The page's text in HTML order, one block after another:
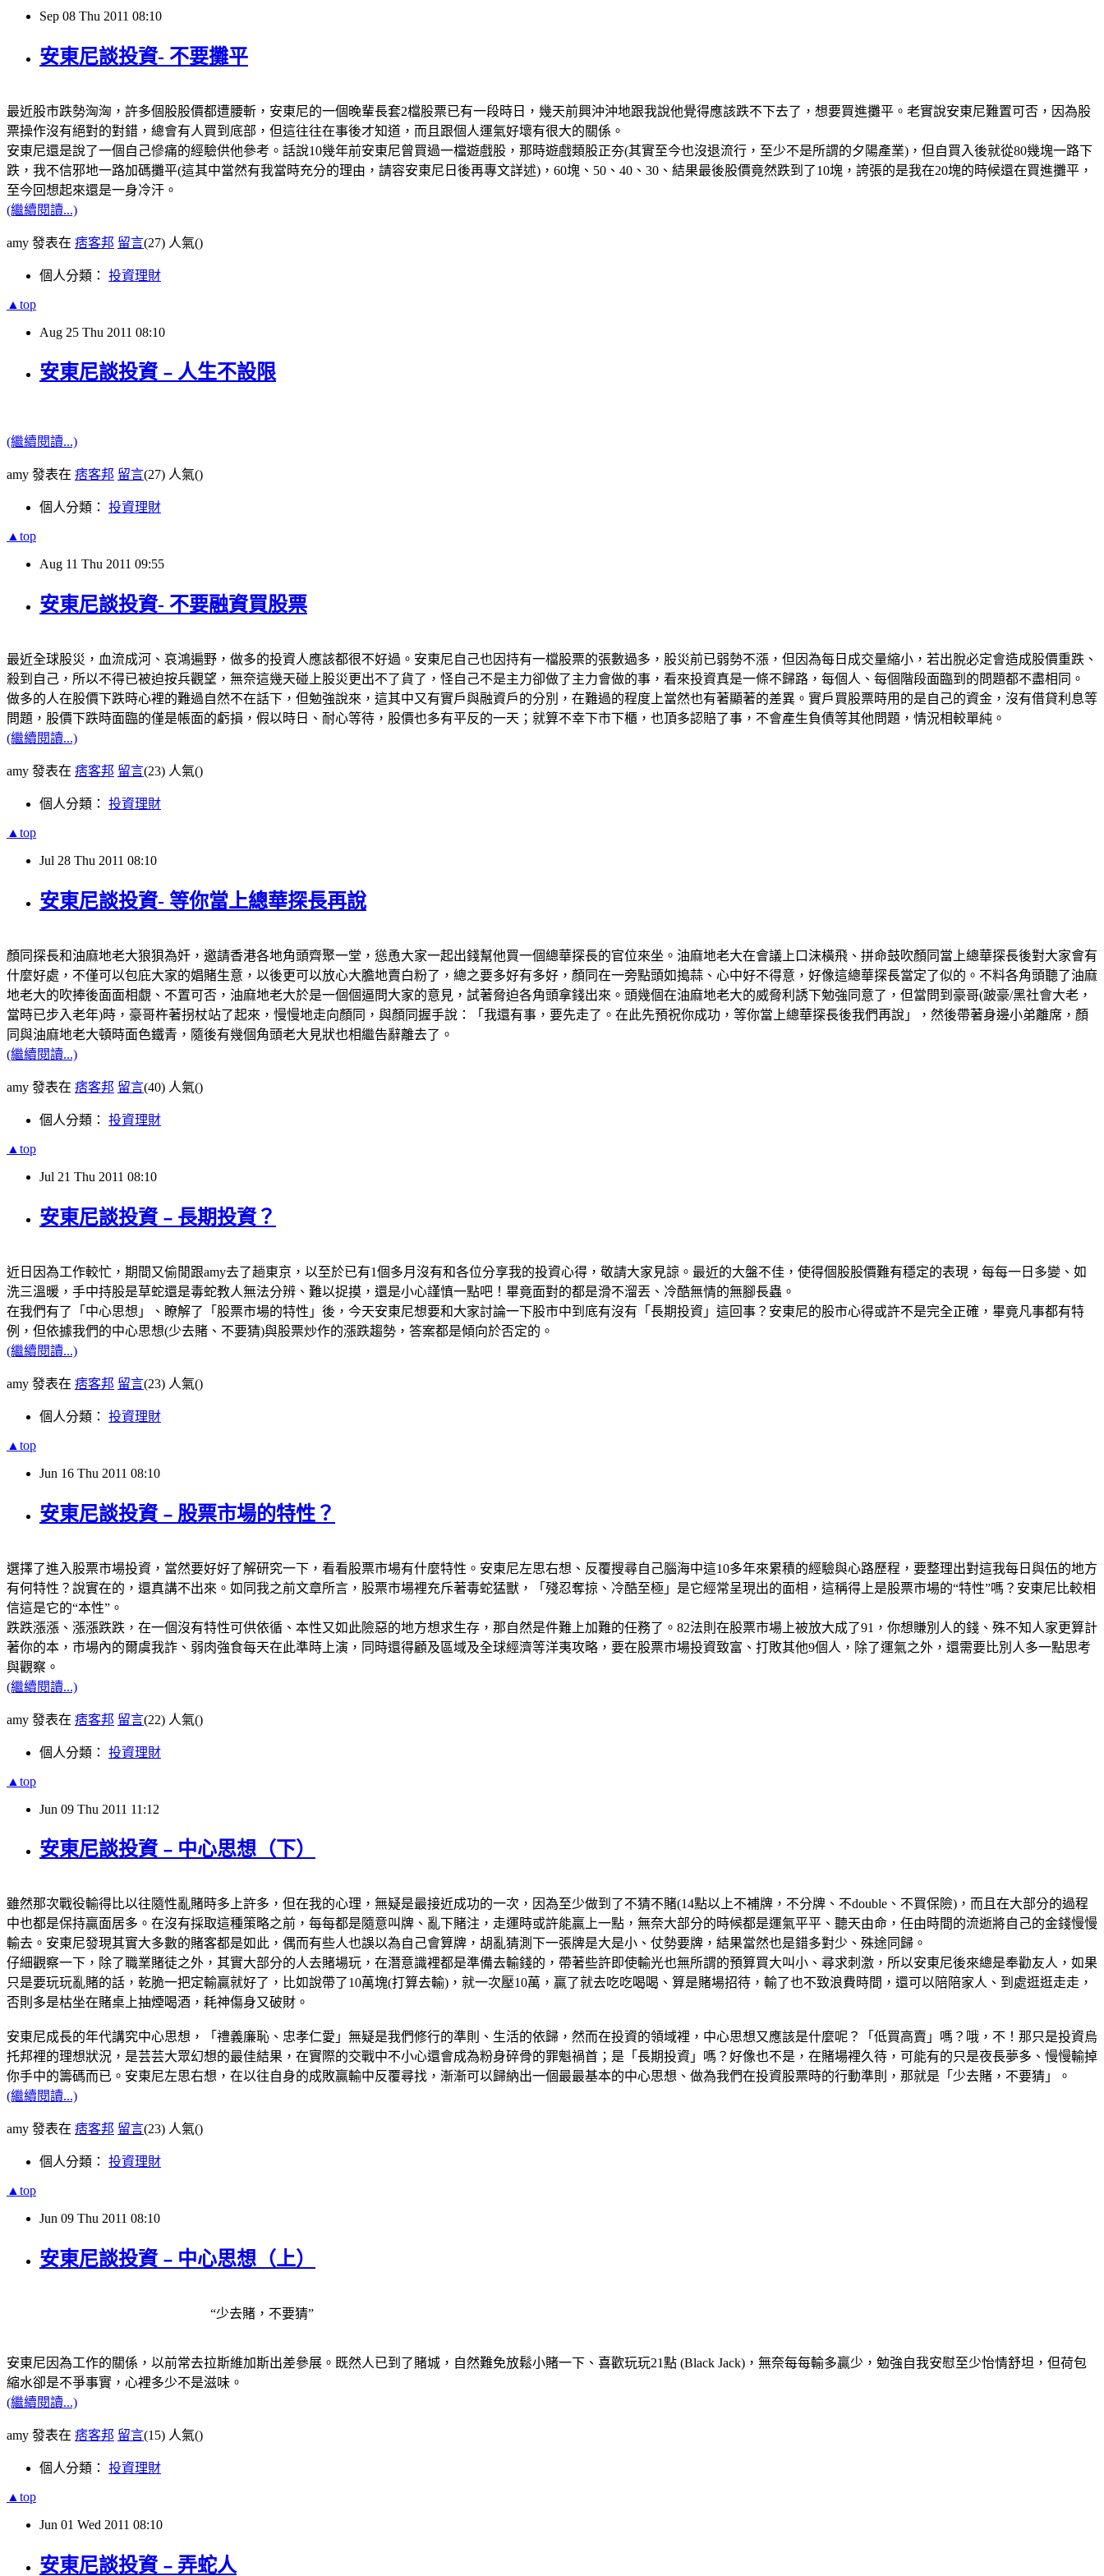
Sep 08 Thu 2011 08:10
安東尼談投資- 不要攤平
最近股市跌勢洶洶，許多個股股價都遭腰斬，安東尼的一個晚輩長套2檔股票已有一段時日，幾天前興沖沖地跟我說他覺得應該跌不下去了，想要買進攤平。老實說安東尼難置可否，因為股
票操作沒有絕對的對錯，總會有人買到底部，但這往往在事後才知道，而且跟個人運氣好壞有很大的關係。
安東尼還是說了一個自己慘痛的經驗供他參考。話說10幾年前安東尼曾買過一檔遊戲股，那時遊戲類股正夯(其實至今也沒退流行，至少不是所謂的夕陽產業) ，但自買入後就從80幾塊一路下
跌，我不信邪地一路加碼攤平(這其中當然有我當時充分的理由，請容安東尼日後再專文詳述) ， 60塊 、50、40、30、 結果最後股價竟然跌到了10塊，誇張的是我在20塊的時候還在買進攤平，
至今回想起來還是一身冷汗。
(繼續閱讀...)
amy 發表在 痞客邦 留言(27) 人氣()
個人分類： 投資理財
▲top
Aug 25 Thu 2011 08:10
安東尼談投資﹣人生不設限
(繼續閱讀...)
amy 發表在 痞客邦 留言(27) 人氣()
個人分類： 投資理財
▲top
Aug 11 Thu 2011 09:55
安東尼談投資- 不要融資買股票
最近全球股災，血流成河、哀鴻遍野，做多的投資人應該都很不好過。安東尼自己也因持有一檔股票的張數過多，股災前已弱勢不漲，但因為每日成交量縮小，若出脫必定會造成股價重跌、
殺到自己，所以不得已被迫按兵觀望，無奈這幾天碰上股災更出不了貨了，怪自己不是主力卻做了主力會做的事，看來投資真是一條不歸路，每個人、每個階段面臨到的問題都不盡相同。
做多的人在股價下跌時心裡的難過自然不在話下，但勉強說來，這其中又有實戶與融資戶的分別，在難過的程度上當然也有著顯著的差異。實戶買股票時用的是自己的資金，沒有借貸利息等
問題，股價下跌時面臨的僅是帳面的虧損，假以時日、耐心等待，股價也多有平反的一天；就算不幸下市下櫃，也頂多認賠了事，不會產生負債等其他問題，情況相較單純。
(繼續閱讀...)
amy 發表在 痞客邦 留言(23) 人氣()
個人分類： 投資理財
▲top
Jul 28 Thu 2011 08:10
安東尼談投資- 等你當上總華探長再說
顏同探長和油麻地老大狼狽為奸，邀請香港各地角頭齊聚一堂，慫恿大家一起出錢幫他買一個總華探長的官位來坐。油麻地老大在會議上口沫橫飛、拼命鼓吹顏同當上總華探長後對大家會有
什麼好處，不僅可以包庇大家的娼賭生意，以後更可以放心大膽地賣白粉了，總之要多好有多好，顏同在一旁點頭如搗蒜、心中好不得意，好像這總華探長當定了似的。不料各角頭聽了油麻
地老大的吹捧後面面相覷、不置可否，油麻地老大於是一個個逼問大家的意見，試著脅迫各角頭拿錢出來。頭幾個在油麻地老大的威脅利誘下勉強同意了，但當問到豪哥(跛豪/黑社會大老，
當時已步入老年)時，豪哥杵著拐杖站了起來，慢慢地走向顏同，與顏同握手說：「我還有事，要先走了。在此先預祝你成功，等你當上總華探長後我們再說」，然後帶著身邊小弟離席，顏
同與油麻地老大頓時面色鐵青，隨後有幾個角頭老大見狀也相繼告辭離去了。
(繼續閱讀...)
amy 發表在 痞客邦 留言(40) 人氣()
個人分類： 投資理財
▲top
Jul 21 Thu 2011 08:10
安東尼談投資﹣長期投資？
近日因為工作較忙，期間又偷閒跟amy去了趟東京，以至於已有1個多月沒有和各位分享我的投資心得，敬請大家見諒。最近的大盤不佳，使得個股股價難有穩定的表現，每每一日多變、如
洗三溫暖，手中持股是草蛇還是毒蛇教人無法分辨、難以捉摸，還是小心謹慎一點吧！畢竟面對的都是滑不溜丟、冷酷無情的無腳長蟲。
在我們有了「中心思想」、瞭解了「股票市場的特性」後，今天安東尼想要和大家討論一下股市中到底有沒有「長期投資」這回事？安東尼的股市心得或許不是完全正確，畢竟凡事都有特
例，但依據我們的中心思想(少去賭、不要猜)與股票炒作的漲跌趨勢，答案都是傾向於否定的。
(繼續閱讀...)
amy 發表在 痞客邦 留言(23) 人氣()
個人分類： 投資理財
▲top
Jun 16 Thu 2011 08:10
安東尼談投資﹣股票市場的特性？
選擇了進入股票市場投資，當然要好好了解研究一下，看看股票市場有什麼特性。安東尼左思右想、反覆搜尋自己腦海中這10多年來累積的經驗與心路歷程，要整理出對這我每日與伍的地方
有何特性？說實在的，還真講不出來。如同我之前文章所言，股票市場裡充斥著毒蛇猛獸，「殘忍奪掠、冷酷至極」是它經常呈現出的面相，這稱得上是股票市場的“特性”嗎？安東尼比較相
信這是它的“本性”。
跌跌漲漲、漲漲跌跌，在一個沒有特性可供依循、本性又如此險惡的地方想求生存，那自然是件難上加難的任務了。82法則在股票市場上被放大成了91，你想賺別人的錢、殊不知人家更算計
著你的本，市場內的爾虞我詐、弱肉強食每天在此準時上演，同時還得顧及區域及全球經濟等洋夷攻略，要在股票市場投資致富、打敗其他9個人，除了運氣之外，還需要比別人多一點思考
與觀察。
(繼續閱讀...)
amy 發表在 痞客邦 留言(22) 人氣()
個人分類： 投資理財
▲top
Jun 09 Thu 2011 11:12
安東尼談投資﹣中心思想（下）
雖然那次戰役輸得比以往隨性亂賭時多上許多，但在我的心理，無疑是最接近成功的一次，因為至少做到了不猜不賭(14點以上不補牌，不分牌、不double 、不買保險)，而且在大部分的過程
中也都是保持贏面居多。在沒有採取這種策略之前，每每都是隨意叫牌、亂下賭注，走運時或許能贏上一點，無奈大部分的時候都是運氣平平、聽天由命，任由時間的流逝將自己的金錢慢慢
輸去。安東尼發現其實大多數的賭客都是如此，偶而有些人也誤以為自己會算牌，胡亂猜測下一張牌是大是小、仗勢要牌，結果當然也是錯多對少、殊途同歸。
仔細觀察一下，除了職業賭徒之外，其實大部分的人去賭場玩，在潛意識裡都是準備去輸錢的，帶著些許即使輸光也無所謂的預算買大叫小、尋求刺激，所以安東尼後來總是奉勸友人，如果
只是要玩玩亂賭的話，乾脆一把定輸贏就好了，比如說帶了10萬塊(打算去輸)，就一次壓10萬，贏了就去吃吃喝喝、算是賭場招待，輸了也不致浪費時間，還可以陪陪家人、到處逛逛走走，
否則多是枯坐在賭桌上抽煙喝酒，耗神傷身又破財。
安東尼成長的年代講究中心思想，「禮義廉恥、忠孝仁愛」無疑是我們修行的準則、生活的依歸，然而在投資的領域裡，中心思想又應該是什麼呢？「低買高賣」嗎？哦，不！那只是投資烏
托邦裡的理想狀況，是芸芸大眾幻想的最佳結果，在實際的交戰中不小心還會成為粉身碎骨的罪魁禍首；是「長期投資」嗎？好像也不是，在賭場裡久待，可能有的只是夜長夢多、慢慢輸掉
你手中的籌碼而已。安東尼左思右想，在以往自身的成敗贏輸中反覆尋找，漸漸可以歸納出一個最最基本的中心思想、做為我們在投資股票時的行動準則，那就是「少去賭，不要猜」。
(繼續閱讀...)
amy 發表在 痞客邦 留言(23) 人氣()
個人分類： 投資理財
▲top
Jun 09 Thu 2011 08:10
安東尼談投資﹣中心思想（上）
“少去賭，不要猜”
安東尼因為工作的關係，以前常去拉斯維加斯出差參展。既然人已到了賭城，自然難免放鬆小賭一下、喜歡玩玩21點 (Black Jack) ，無奈每每輸多贏少，勉強自我安慰至少怡情舒坦，但荷包
縮水卻是不爭事實，心裡多少不是滋味。
(繼續閱讀...)
amy 發表在 痞客邦 留言(15) 人氣()
個人分類： 投資理財
▲top
Jun 01 Wed 2011 08:10
安東尼談投資﹣弄蛇人